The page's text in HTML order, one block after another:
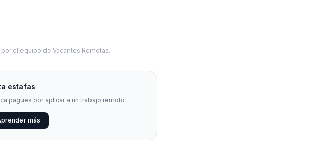
el equipo de Vacantes Remotas.
estafas
pagues por aplicar a un trabajo remoto
más